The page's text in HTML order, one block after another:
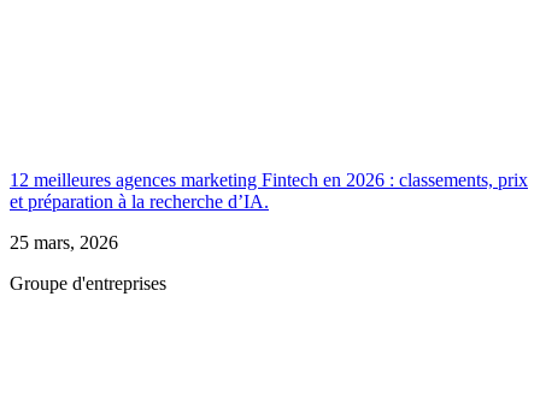
12 meilleures agences marketing Fintech en 2026 : classements, prix
et préparation à la recherche d’IA.
25 mars, 2026
Groupe d'entreprises